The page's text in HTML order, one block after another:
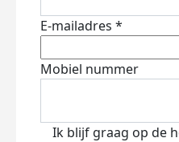
E-mailadres *
Mobiel nummer
Ik blijf graag op de